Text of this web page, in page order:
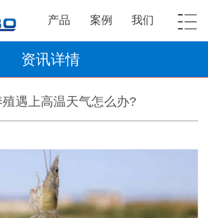
产品 案例 我们
资讯详情
遇上高温天气怎么办?